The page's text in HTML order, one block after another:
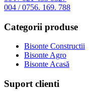
004 / 0756. 169. 788
Categorii produse
Bisonte Constructii
Bisonte Agro
Bisonte Acasă
Suport clienti